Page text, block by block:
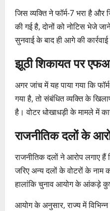
जिस व्यक्ति ने फॉर्म-7 भरा है और
की गई है, दोनों को नोटिस भेजे
सुनवाई के बाद ही आगे की
झूठी शिकायत पर
अगर जांच में यह पाया गया कि
गया है, तो संबंधित व्यक्ति के
है। वोटर धोखाधड़ी के मामले में
राजनीतिक दलों के
राजनीतिक दलों ने आरोप लगाए
जरिए अन्य दलों के वोटरों के नाम
हालांकि चुनाव आयोग के आंकड़े
आयोग के अनुसार, राज्य में